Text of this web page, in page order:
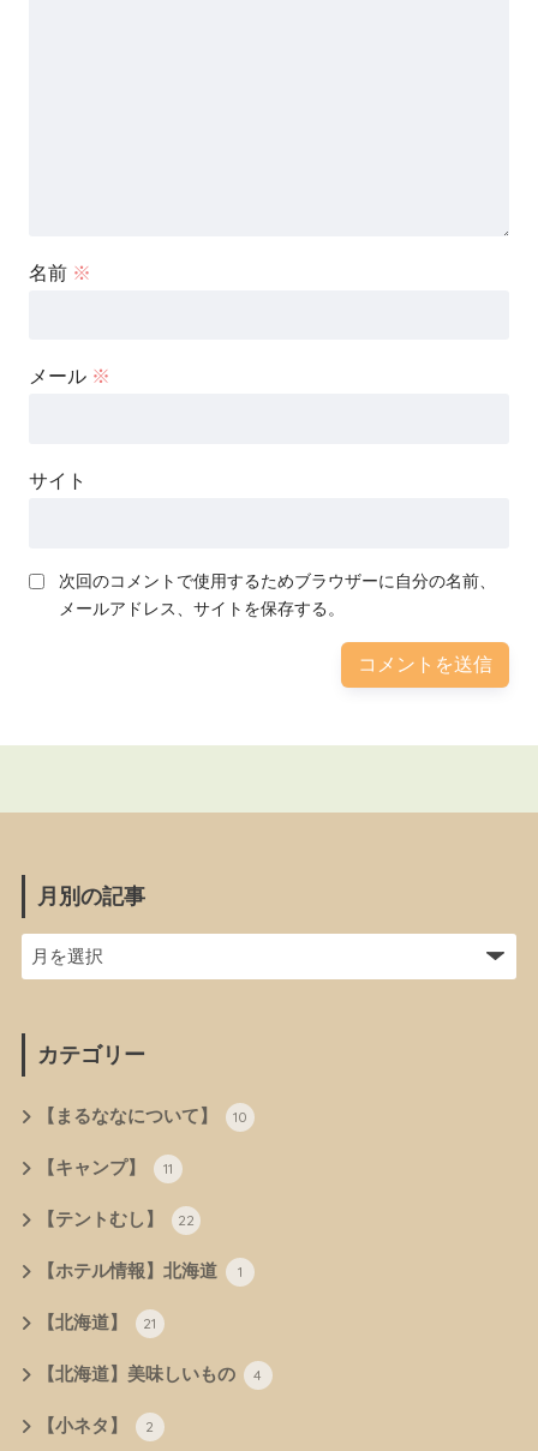
名前 ※
メール ※
サイト
次回のコメントで使用するためブラウザーに自分の名前、
メールアドレス、サイトを保存する。
月別の記事
カテゴリー
【まるななについて】 10
【キャンプ】 11
【テントむし】 22
【ホテル情報】北海道 1
【北海道】 21
【北海道】美味しいもの 4
【小ネタ】 2